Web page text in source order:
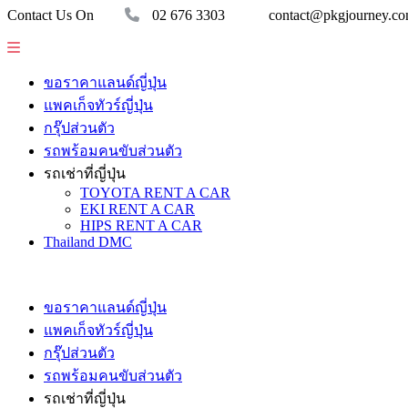
Contact Us On 02 676 3303
ขอราคาแลนด์ญี่ปุ่น
แพคเก็จทัวร์ญี่ปุ่น
กรุ๊ปส่วนตัว
รถพร้อมคนขับส่วนตัว
รถเช่าที่ญี่ปุ่น
TOYOTA RENT A CAR
EKI RENT A CAR
HIPS RENT A CAR
Thailand DMC
ขอราคาแลนด์ญี่ปุ่น
แพคเก็จทัวร์ญี่ปุ่น
กรุ๊ปส่วนตัว
รถพร้อมคนขับส่วนตัว
รถเช่าที่ญี่ปุ่น